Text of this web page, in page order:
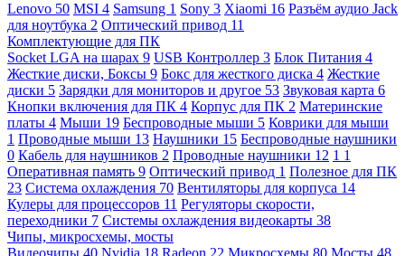
Lenovo 50 MSI 4 Samsung 1 Sony 3 Xiaomi 16 Разъём аудио Jack
для ноутбука 2 Оптический привод 11
Комплектующие для ПК
Socket LGA на шарах 9 USB Контроллер 3 Блок Питания 4
Жесткие диски, Боксы 9 Бокс для жесткого диска 4 Жесткие
диски 5 Зарядки для мониторов и другое 53 Звуковая карта 6
Кнопки включения для ПК 4 Корпус для ПК 2 Материнские
платы 4 Мыши 19 Беспроводные мыши 5 Коврики для мыши
1 Проводные мыши 13 Наушники 15 Беспроводные наушники
0 Кабель для наушников 2 Проводные наушники 12 1 1
Оперативная память 9 Оптический привод 1 Полезное для ПК
23 Система охлаждения 70 Вентиляторы для корпуса 14
Кулеры для процессоров 11 Регуляторы скорости,
переходники 7 Системы охлаждения видеокарты 38
Чипы, микросхемы, мосты
Видеочипы 40 Nvidia 18 Radeon 22 Микросхемы 80 Мосты 48